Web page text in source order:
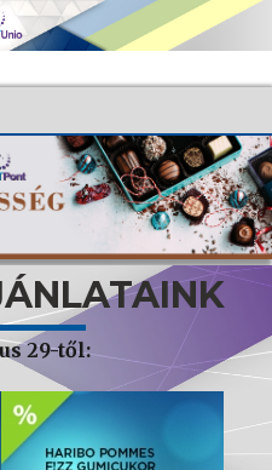
29-től: